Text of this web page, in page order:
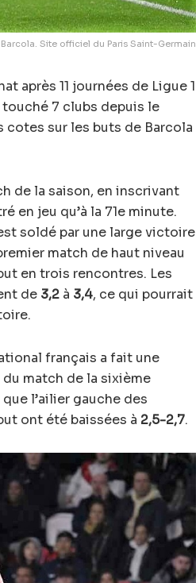
Site officiel du Paris Saint-Germain
après 11 journées de Ligue 1
7 clubs depuis le
cotes sur les buts de Barcola
de la saison, en inscrivant
en jeu qu’à la 71e minute.
soldé par une large victoire
match de haut niveau
en trois rencontres. Les
de 3,2 à 3,4, ce qui pourrait
français a fait une
match de la sixième
que l’ailier gauche des
ont été baissées à 2,5-2,7.